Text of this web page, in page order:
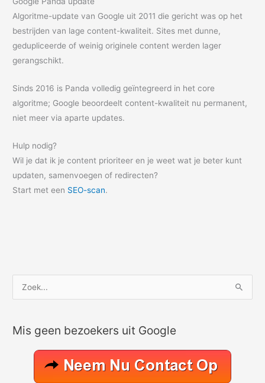
Algoritme-update van Google uit 2011 die gericht was op het
bestrijden van lage content-kwaliteit. Sites met dunne,
gedupliceerde of weinig originele content werden lager
gerangschikt.
Sinds 2016 is Panda volledig geïntegreerd in het core
algoritme; Google beoordeelt content-kwaliteit nu permanent,
niet meer via aparte updates.
Hulp nodig?
Wil je dat ik je content prioriteer en je weet wat je beter kunt
updaten, samenvoegen of redirecten?
Start met een SEO-scan.
o
k
Mis geen bezoekers uit Google